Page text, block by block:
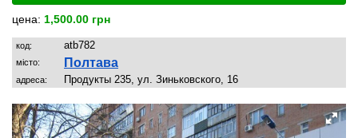
цена: 1,500.00 грн
код: atb782
місто: Полтава
адреса: Продукты 235, ул. Зиньковского, 16